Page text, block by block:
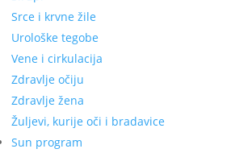
Srce i krvne žile
Urološke tegobe
Vene i cirkulacija
Zdravlje očiju
Zdravlje žena
Žuljevi, kurije oči i bradavice
Sun program